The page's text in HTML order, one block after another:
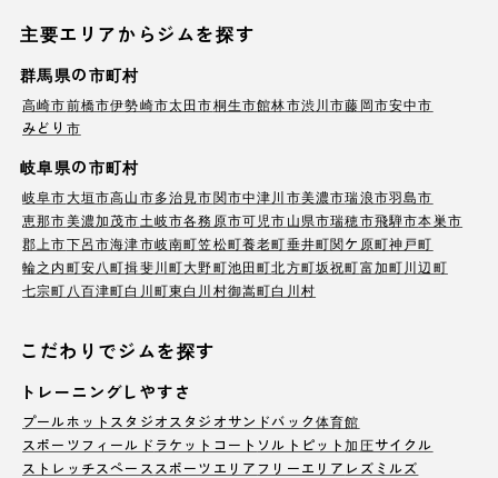
主要エリアからジムを探す
群馬県の市町村
高崎市前橋市伊勢崎市太田市桐生市館林市渋川市藤岡市安中市
みどり市
岐阜県の市町村
岐阜市大垣市高山市多治見市関市中津川市美濃市瑞浪市羽島市
恵那市美濃加茂市土岐市各務原市可児市山県市瑞穂市飛騨市本巣市
郡上市下呂市海津市岐南町笠松町養老町垂井町関ケ原町神戸町
輪之内町安八町揖斐川町大野町池田町北方町坂祝町富加町川辺町
七宗町 八百津町白川町東白川村御嵩町白川村
こだわりでジムを探す
トレーニングしやすさ
プールホットスタジオ スタジオサンドバック体育館
スポーツフィールド ラケットコート ソルトピット加圧サイクル
ストレッチスペース スポーツエリア フリーエリア レズミルズ